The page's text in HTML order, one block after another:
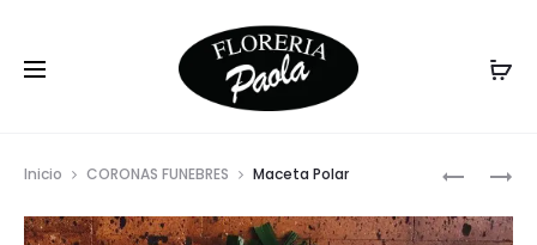
SPIDER
CLAVEL
Inicio CORONAS FUNEBRES Maceta Polar